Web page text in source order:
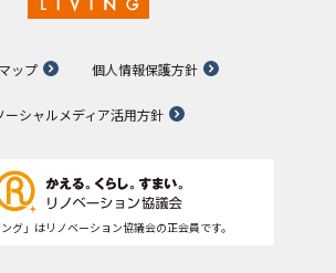
ップ 個人情報保護方針
ーシャルメディア活用方針
ング」はリノベーション協議会の正会員です。